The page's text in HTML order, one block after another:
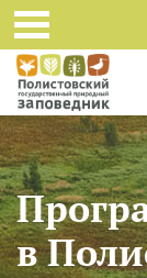
Перейти к
в